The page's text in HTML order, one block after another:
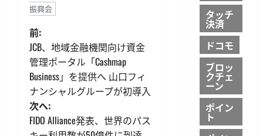
振興会
投
稿
ナ
ビ
前:
JCB、地域金融機関向け資金
管理ポータル「Cashmap
Business」を提供へ 山口フィ
ナンシャルグループが初導入
次へ:
FIDO Alliance発表、世界のパス
タッチ
決済
ドコモ
ブロッ
クチェ
ーン
ポイン
ト